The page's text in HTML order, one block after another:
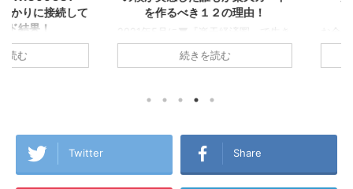
に接続して
！
おうちの
宅は税込
理論で
で使ってい
を作るべき１２の理由！
2021年5月に▼『楽天経済圏』で生き
ていくことを決意し、その後すぐに楽
天カードを2枚発行してこの夏で無事
も含めた『楽天経済圏』という視点か
ら誰もが楽天カードを発行するメリッ
続きを読む
お金が貯ま
ゼロから『
済圏』に入
Twitter Share